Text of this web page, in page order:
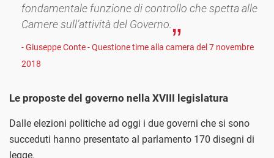
fondamentale funzione di controllo che spetta alle
Camere sull’attività del Governo.
- Giuseppe Conte - Questione time alla camera del 7 novembre
2018
Le proposte del governo nella XVIII legislatura
Dalle elezioni politiche ad oggi i due governi che si sono
succeduti hanno presentato al parlamento 170 disegni di
legge.